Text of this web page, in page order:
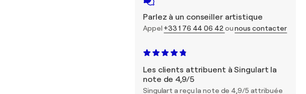
Parlez à un conseiller artistique
Appel +33 1 76 44 06 42 ounous contacter
Les clients attribuent à Singulart la
note de 4,9/5
Singulart a reçu la note de 4,9/5 attribuée